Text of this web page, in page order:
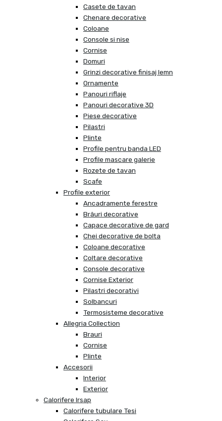
Casete de tavan
Chenare decorative
Coloane
Console si nise
Cornise
Domuri
Grinzi decorative finisaj lemn
Ornamente
Panouri riflaje
Panouri decorative 3D
Piese decorative
Pilastri
Plinte
Profile pentru banda LED
Profile mascare galerie
Rozete de tavan
Scafe
Profile exterior
Ancadramente ferestre
Brâuri decorative
Capace decorative de gard
Chei decorative de bolta
Coloane decorative
Coltare decorative
Console decorative
Cornise Exterior
Pilastri decorativi
Solbancuri
Termosisteme decorative
Allegria Collection
Brauri
Cornise
Plinte
Accesorii
Interior
Exterior
Calorifere Irsap
Calorifere tubulare Tesi